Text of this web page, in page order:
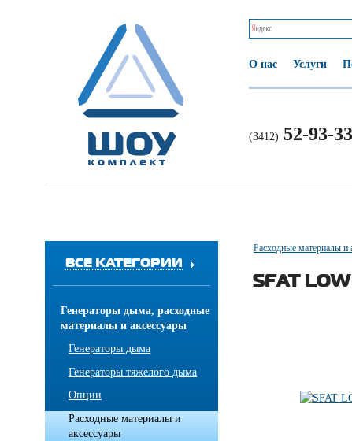
О нас Услуги
(3412) 52-93-33
ВСЕ КАТЕГОРИИ
Генераторы дыма, расходные
материалы и аксессуары
Генераторы дыма
Генераторы тяжелого дыма
Опции
Расходные материалы и
аксессуары
Расходные материалы и
SFAT